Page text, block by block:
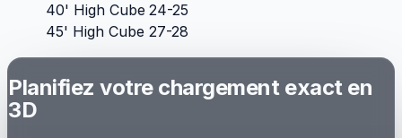
40' High Cube 24-25
45' High Cube 27-28
Planifiez votre chargement exact en
3D